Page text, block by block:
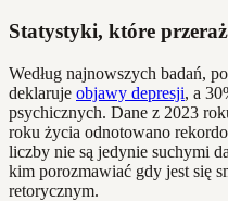
Statystyki, które
Według najnowszych badań,
deklaruje objawy depresji, a
psychicznych. Dane z 2023
roku życia odnotowano
liczby nie są jedynie suchymi
kim porozmawiać gdy jest się
retorycznym.